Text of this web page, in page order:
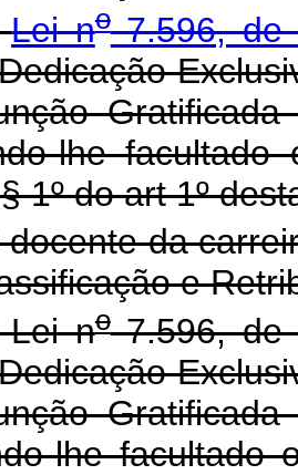
Lei no7.596, de
lhe
1º do art 1º
da
e
Lei no7.596, de
lhe facultado